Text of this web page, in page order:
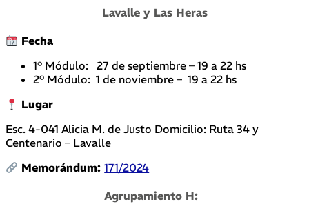
Lavalle y Las Heras
Fecha
1° Módulo: 27 de septiembre – 19 a 22 hs
2° Módulo: 1 de noviembre – 19 a 22 hs
Lugar
Esc. 4-041 Alicia M. de Justo Domicilio: Ruta 34 y
Centenario – Lavalle
Memorándum:171/2024
Agrupamiento H: